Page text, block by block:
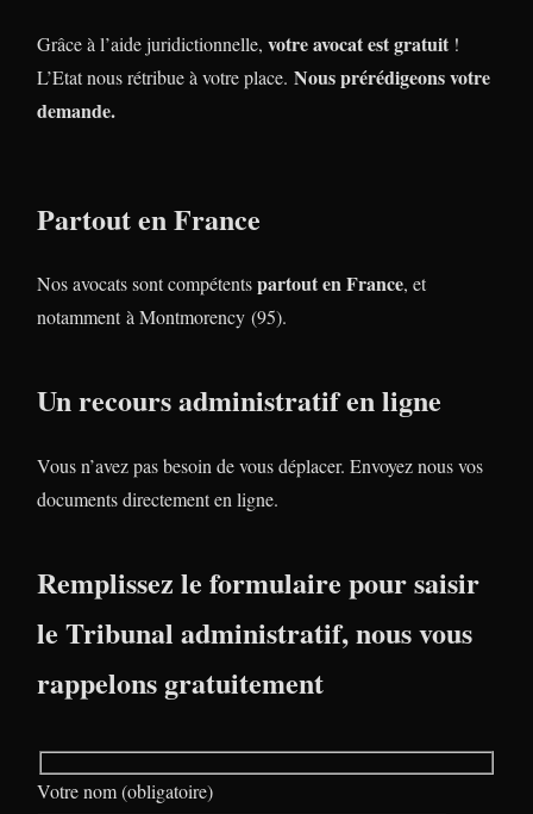
Grâce à l’aide juridictionnelle, votre avocat est gratuit !
L’Etat nous rétribue à votre place. Nous prérédigeons votre
demande.
Partout en France
Nos avocats sont compétentspartout en France, et
notamment à Montmorency (95).
Un recours administratif en ligne
Vous n’avez pas besoin de vous déplacer. Envoyez nous vos
documents directement en ligne.
Remplissez le formulaire pour saisir
le Tribunal administratif, nous vous
rappelons gratuitement
Votre nom (obligatoire)